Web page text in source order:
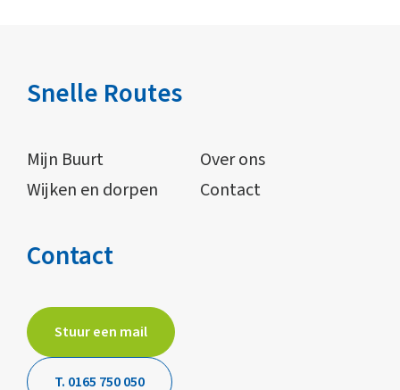
Snelle Routes
Mijn Buurt
Over ons
Wijken en dorpen
Contact
Contact
Stuur een mail
T. 0165 750 050